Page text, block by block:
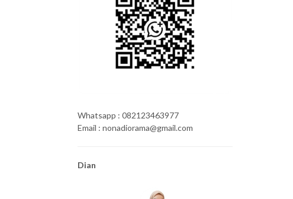
Whatsapp : 082123463977
Email : nonadiorama@gmail.com
Dian